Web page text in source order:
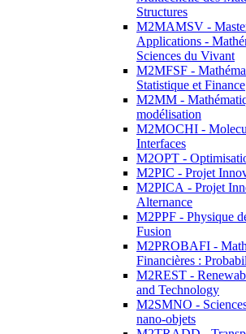
Structures
M2MAMSV -
Applications -
Sciences du Vivant
M2MFSF -
Statistique et Finance
M2MM -
modélisation
M2MOCHI -
Interfaces
M2OPT -
M2PIC - Projet
M2PICA - Projet
Alternance
M2PPF - Physique
Fusion
M2PROBAFI -
Financières :
M2REST -
and Technology
M2SMNO -
nano-objets